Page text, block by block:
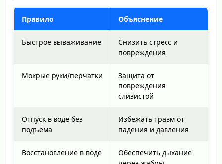
Правило Объяснение
Быстрое вываживание
Снизить стресс и
повреждения
Мокрые руки/перчатки
Защита от
повреждения
слизистой
Отпуск в воде без
подъёма
Избежать травм от
падения и давления
Восстановление в воде
Обеспечить дыхание